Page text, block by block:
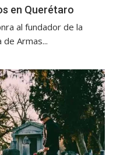
en Querétaro
al fundador de la
Armas...